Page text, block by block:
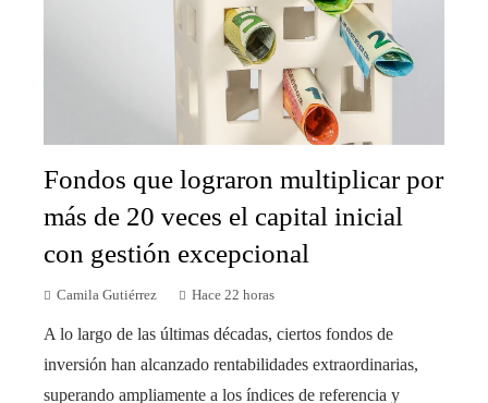
Fondos que lograron multiplicar por
más de 20 veces el capital inicial
con gestión excepcional
Camila Gutiérrez Hace 22 horas
A lo largo de las últimas décadas, ciertos fondos de
inversión han alcanzado rentabilidades extraordinarias,
superando ampliamente a los índices de referencia y